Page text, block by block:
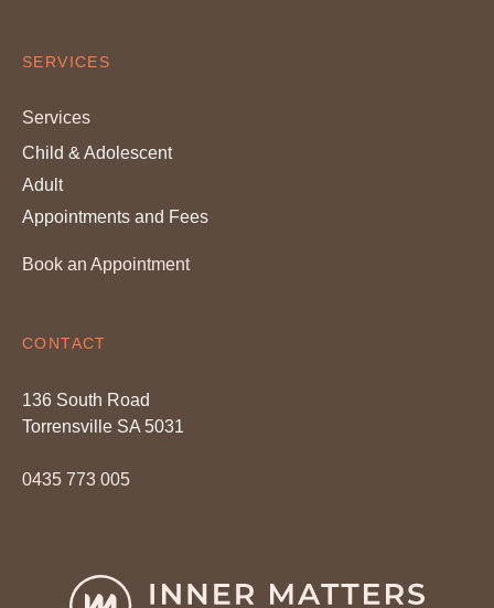
SERVICES
Services
Child & Adolescent
Adult
Appointments and Fees
Book an Appointment
CONTACT
136 South Road
Torrensville SA 5031
0435 773 005